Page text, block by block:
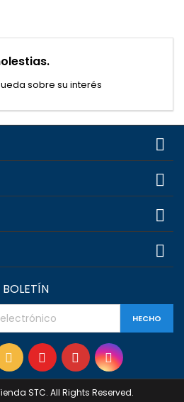
sobre su interés




BOLETÍN
STC. All Rights Reserved.